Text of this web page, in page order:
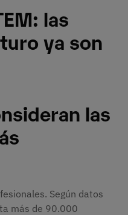
las
ya son
las
Según datos
más de 90.000